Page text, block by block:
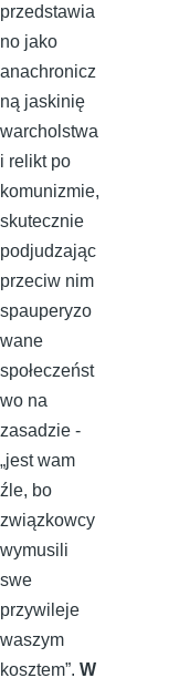
przedstawia
no jako
anachronicz
ną jaskinię
warcholstwa
i relikt po
komunizmie,
skutecznie
podjudzając
przeciw nim
spauperyzo
wane
społeczeńst
wo na
zasadzie -
„jest wam
źle, bo
związkowcy
wymusili
swe
przywileje
waszym
kosztem”. W